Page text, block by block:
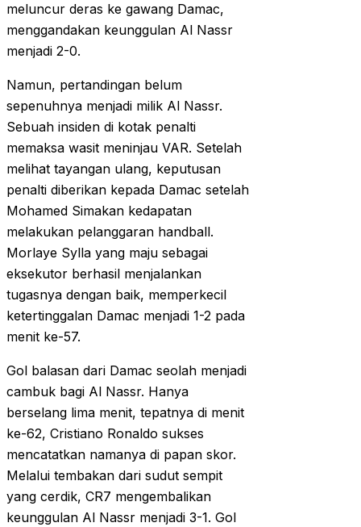
meluncur deras ke gawang Damac,
menggandakan keunggulan Al Nassr
menjadi 2-0.
Namun, pertandingan belum
sepenuhnya menjadi milik Al Nassr.
Sebuah insiden di kotak penalti
memaksa wasit meninjau VAR. Setelah
melihat tayangan ulang, keputusan
penalti diberikan kepada Damac setelah
Mohamed Simakan kedapatan
melakukan pelanggaran handball.
Morlaye Sylla yang maju sebagai
eksekutor berhasil menjalankan
tugasnya dengan baik, memperkecil
ketertinggalan Damac menjadi 1-2 pada
menit ke-57.
Gol balasan dari Damac seolah menjadi
cambuk bagi Al Nassr. Hanya
berselang lima menit, tepatnya di menit
ke-62, Cristiano Ronaldo sukses
mencatatkan namanya di papan skor.
Melalui tembakan dari sudut sempit
yang cerdik, CR7 mengembalikan
keunggulan Al Nassr menjadi 3-1. Gol